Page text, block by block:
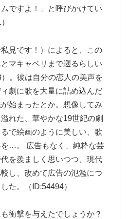
ですよ！」と呼びかけてい
見です！）によると、この
マキャベリまで遡るらしい
。彼は自分の恋人の美声を
劇に歌を大量に詰め込んだ
始まったとか。想像してみ
れた、華やかな19世紀の劇
で絵画のように美しい、歌
…。 広告もなく、純粋な芸
を羨ましく思いつつ、現代
し、改めて広告の氾濫につ
た。（ID:54494）
衝撃を与えたでしょうか？